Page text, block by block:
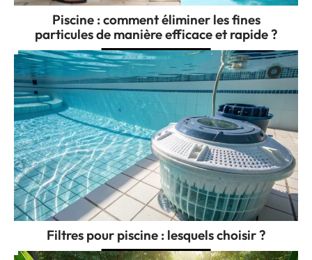
Piscine : comment éliminer les fines
particules de manière efficace et rapide ?
Filtres pour piscine : lesquels choisir ?